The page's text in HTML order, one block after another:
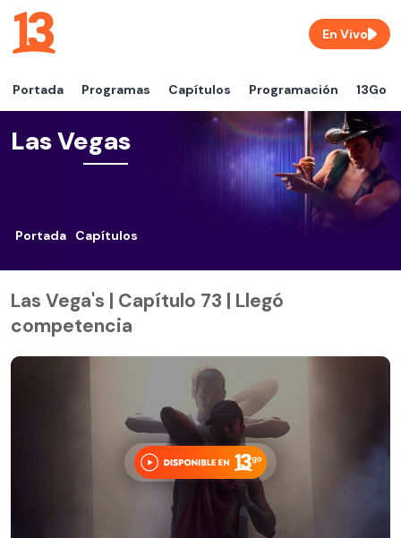
Portada Programas Capítulos Programación 13Go
En Vivo
Las Vegas
Portada Capítulos
Las Vega's | Capítulo 73 | Llegó
competencia